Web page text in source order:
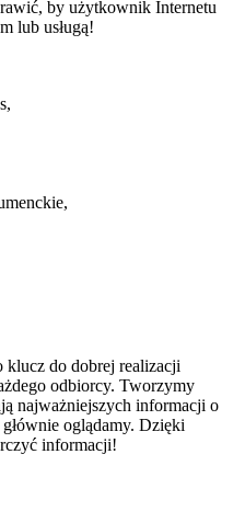
by użytkownik Internetu
lub usługą!
do dobrej realizacji
odbiorcy. Tworzymy
najważniejszych informacji o
oglądamy. Dzięki
informacji!